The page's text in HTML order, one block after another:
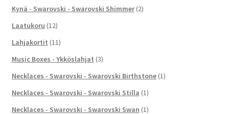
Kynä - Swarovski - Swarovski Shimmer (2)
Laatukoru (12)
Lahjakortit (11)
Music Boxes - Ykköslahjat (3)
Necklaces - Swarovski - Swarovski Birthstone (1)
Necklaces - Swarovski - Swarovski Stilla (1)
Necklaces - Swarovski - Swarovski Swan (1)